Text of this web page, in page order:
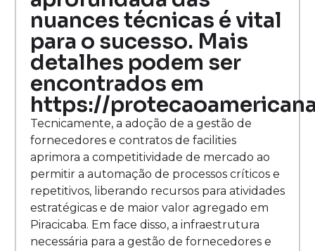
nuances técnicas é vital
para o sucesso. Mais
detalhes podem ser
encontrados em
https://
Tecnicamente, a adoção de a gestão de
fornecedores e contratos de facilities
aprimora a competitividade de mercado ao
permitir a automação de processos críticos e
repetitivos, liberando recursos para atividades
estratégicas e de maior valor agregado em
Piracicaba. Em face disso, a infraestrutura
necessária para a gestão de fornecedores e